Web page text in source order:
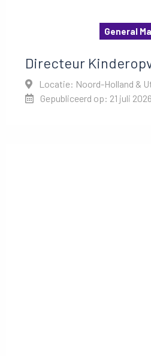
General
Directeur
Locatie: Noord-Holland &
Gepubliceerd op: 21 juli 2026